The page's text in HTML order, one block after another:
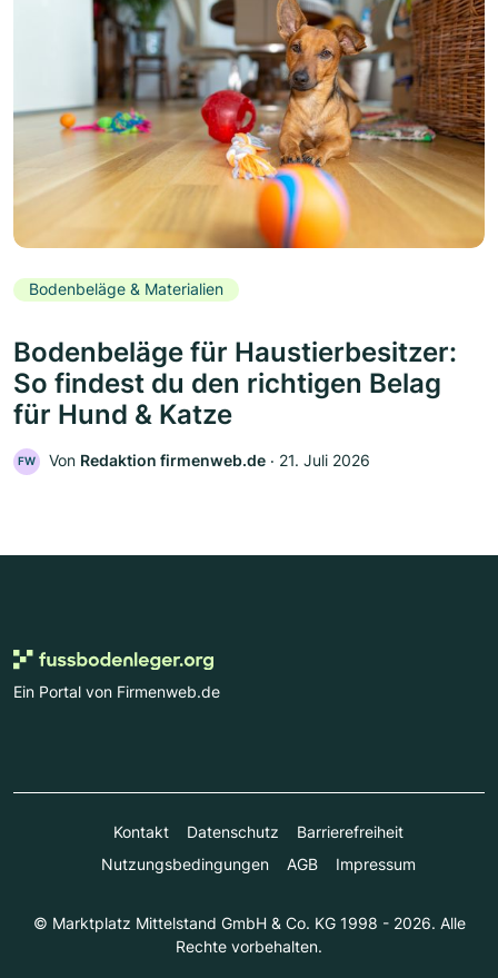
Bodenbeläge & Materialien
Bodenbeläge für Haustierbesitzer:
So findest du den richtigen Belag
für Hund & Katze
FW Von Redaktion firmenweb.de ‧ 21. Juli 2026
Ein Portal von Firmenweb.de
Kontakt Datenschutz
Barrierefreiheit
Nutzungsbedingungen
AGB Impressum
© Marktplatz Mittelstand GmbH & Co. KG 1998 - 2026. Alle
Rechte vorbehalten.